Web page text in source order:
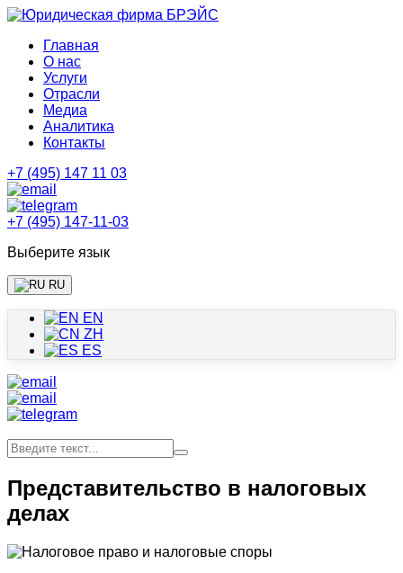
Главная
О нас
Услуги
Отрасли
Медиа
Аналитика
Контакты
+7 (495) 147 11 03
+7 (495) 147-11-03
Выберите язык
RU
EN
ZH
ES
Представительство в налоговых
делах